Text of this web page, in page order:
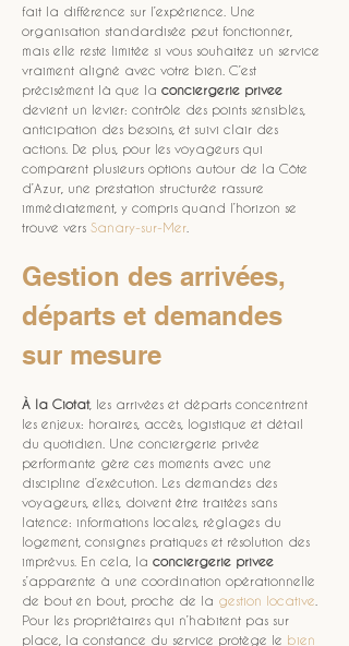
fait la différence sur l’expérience. Une
organisation standardisée peut fonctionner,
mais elle reste limitée si vous souhaitez un service
vraiment aligné avec votre bien. C’est
précisément là que la conciergerie privee
devient un levier: contrôle des points sensibles,
anticipation des besoins, et suivi clair des
actions. De plus, pour les voyageurs qui
comparent plusieurs options autour de la Côte
d’Azur, une prestation structurée rassure
immédiatement, y compris quand l’horizon se
trouve vers Sanary-sur-Mer
Gestion des arrivées,
départs et demandes
sur mesure
À la Ciotat, les arrivées et départs concentrent
les enjeux: horaires, accès, logistique et détail
du quotidien. Une conciergerie privée
performante gère ces moments avec une
discipline d’exécution. Les demandes des
voyageurs, elles, doivent être traitées sans
latence: informations locales, réglages du
logement, consignes pratiques et résolution des
imprévus. En cela, la conciergerie privee
s’apparente à une coordination opérationnelle
de bout en bout, proche de la gestion locative
Pour les propriétaires qui n’habitent pas sur
place, la constance du service protège le bien